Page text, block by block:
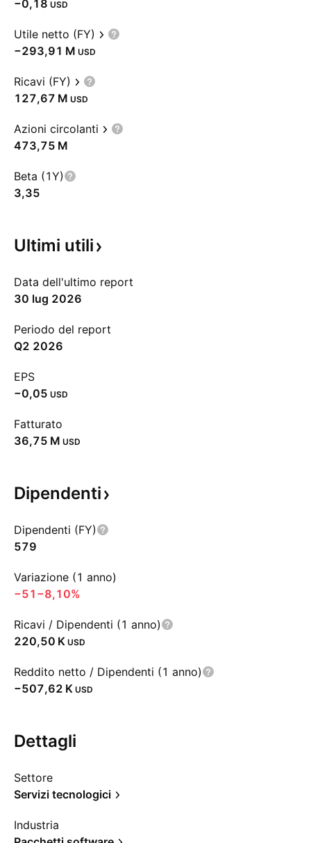
−0,18 USD
Utile netto (FY)
‪−293,91 M‬ USD
Ricavi (FY)
‪127,67 M‬ USD
Azioni circolanti
‪473,75 M‬
Beta (1Y)
3,35
Ultimi utili
Data dell'ultimo report
30 lug 2026
Periodo del report
Q2 2026
EPS
−0,05 USD
Fatturato
‪36,75 M‬ USD
Dipendenti
Dipendenti (FY)
579
Variazione (1 anno)
−51 −8,10%
Ricavi / Dipendenti (1 anno)
‪220,50 K‬ USD
Reddito netto / Dipendenti (1 anno)
‪−507,62 K‬ USD
Dettagli
Settore
Servizi tecnologici
Industria